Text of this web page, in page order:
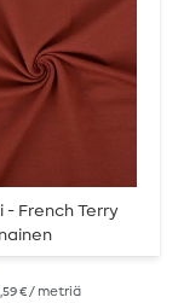
- French Terry
€ / metriä